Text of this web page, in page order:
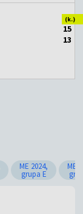
1
1
(k.)
5
3
ME 2024,
grupa E
ME